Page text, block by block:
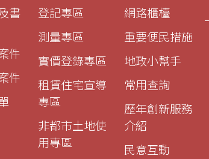
書
件
件
登記專區
測量專區
實價登錄專區
租賃住宅宣導
專區
非都市土地使
用專區
網路櫃檯
重要便民措施
地政小幫手
常用查詢
歷年創新服務
介紹
民意互動